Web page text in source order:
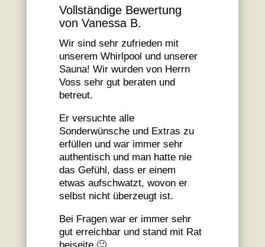
Vollständige Bewertung
von Vanessa B.
Wir sind sehr zufrieden mit
unserem Whirlpool und unserer
Sauna! Wir wurden von Herrn
Voss sehr gut beraten und
betreut.
Er versuchte alle
Sonderwünsche und Extras zu
erfüllen und war immer sehr
authentisch und man hatte nie
das Gefühl, dass er einem
etwas aufschwatzt, wovon er
selbst nicht überzeugt ist.
Bei Fragen war er immer sehr
gut erreichbar und stand mit Rat